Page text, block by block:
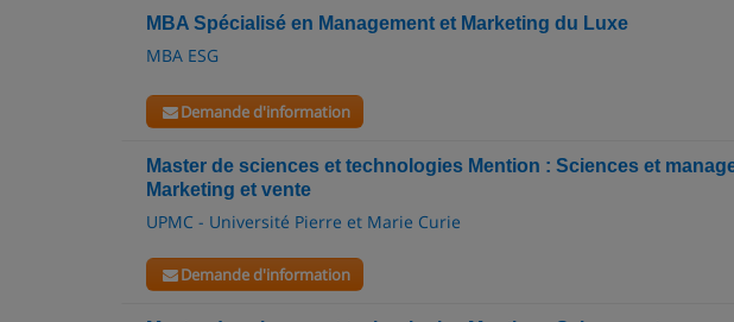
MBA Spécialisé en Management et Marketing du Luxe
MBA ESG
Demande d'information
Master de sciences et technologies Mention : Sciences et
Marketing et vente
UPMC - Université Pierre et Marie Curie
Demande d'information